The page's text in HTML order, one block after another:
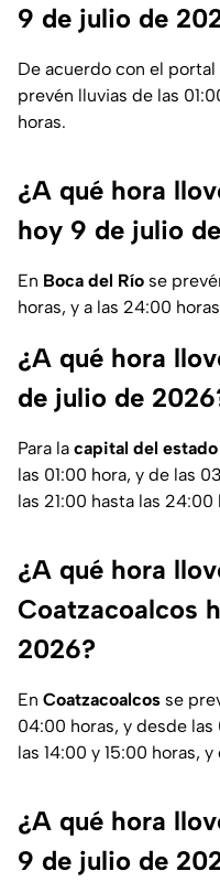
9 de julio de
De acuerdo con el
prevén lluvias de las
horas.
¿A qué hora
hoy 9 de julio
En Boca del Río se
horas, y a las 24:00
¿A qué hora
de julio de
Para la capital del
las 01:00 hora, y de las
las 21:00 hasta las 24:00
¿A qué hora
Coatzacoalcos
2026?
En Coatzacoalcos se
04:00 horas, y desde las
las 14:00 y 15:00 horas,
¿A qué hora
9 de julio de